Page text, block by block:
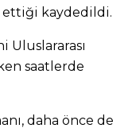
ettiği kaydedildi.
Uluslararası
saatlerde
daha önce de